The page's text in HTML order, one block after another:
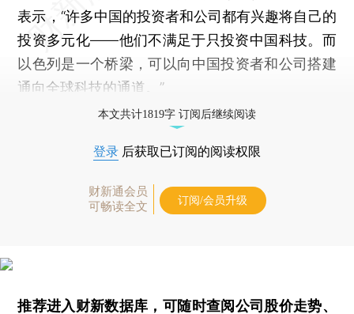
表示，“许多中国的投资者和公司都有兴趣将自己的
投资多元化——他们不满足于只投资中国科技。而
以色列是一个桥梁，可以向中国投资者和公司搭建
通向全球科技的通道。”
本文共计1819字 订阅后继续阅读
登录 后获取已订阅的阅读权限
财新通会员
可畅读全文
订阅/会员升级
推荐进入财新数据库 ，可随时查阅公司股价走势、